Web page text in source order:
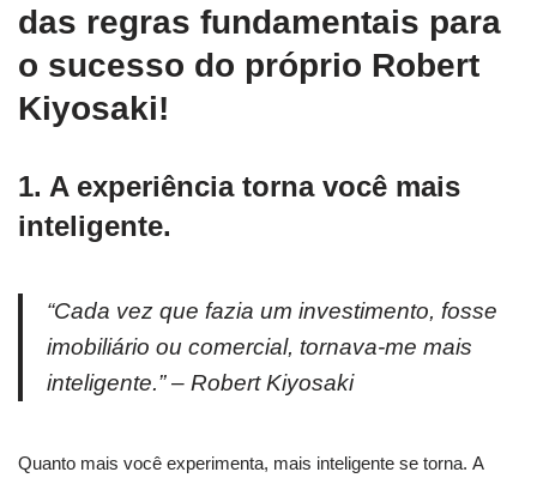
das regras fundamentais para
o sucesso do próprio Robert
Kiyosaki!
1. A experiência torna você mais
inteligente.
“Cada vez que fazia um investimento, fosse
imobiliário ou comercial, tornava-me mais
inteligente.” – Robert Kiyosaki
Quanto mais você experimenta, mais inteligente se torna. A